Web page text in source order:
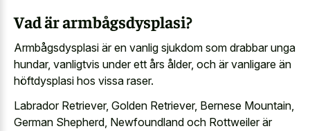
Vad är armbågsdysplasi?
Armbågsdysplasi är en vanlig sjukdom som drabbar unga
hundar, vanligtvis under ett års ålder, och är vanligare än
höftdysplasi hos vissa raser.
Labrador Retriever, Golden Retriever, Bernese Mountain,
German Shepherd, Newfoundland och Rottweiler är